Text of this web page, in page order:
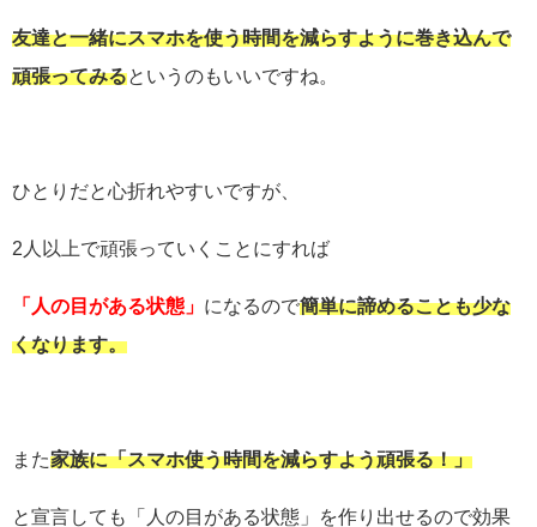
友達と一緒にスマホを使う時間を減らすように巻き込んで
頑張ってみるというのもいいですね。
ひとりだと心折れやすいですが、
2人以上で頑張っていくことにすれば
「人の目がある状態」 になるので簡単に諦めることも少な
くなります。
また家族に「スマホ使う時間を減らすよう頑張る！」
と宣言しても「人の目がある状態」を作り出せるので効果